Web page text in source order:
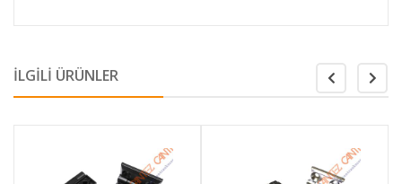
İLGİLİ ÜRÜNLER